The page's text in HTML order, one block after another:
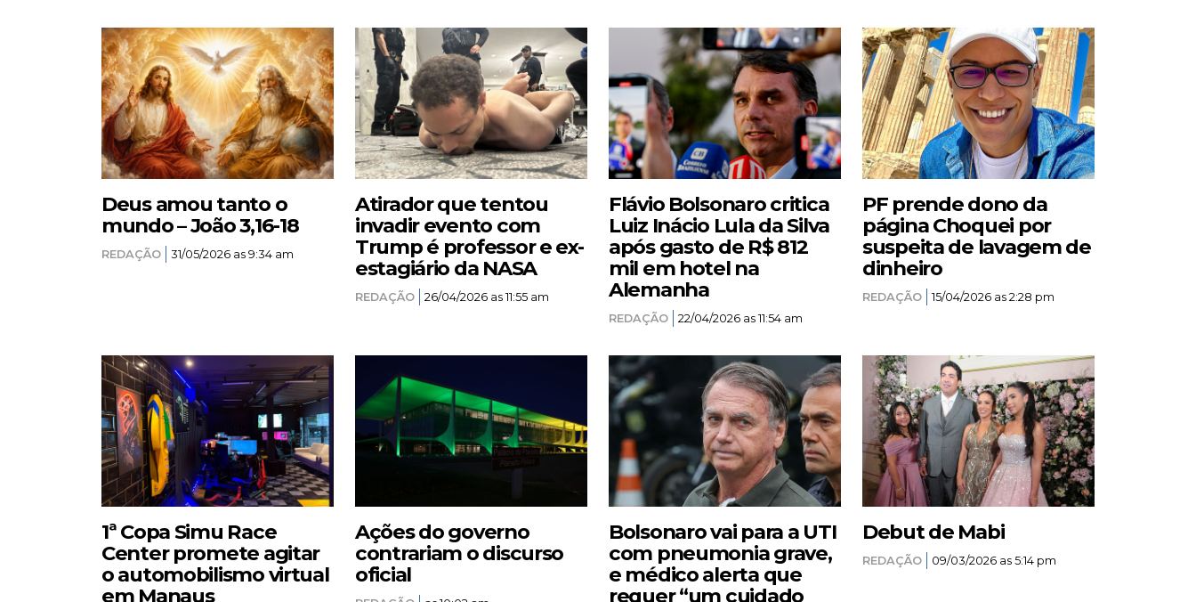
Deus amou tanto o
mundo – João 3,16-18
REDAÇÃO 31/05/2026 as 9:34 am
Atirador que tentou
invadir evento com
Trump é professor e ex-
estagiário da NASA
REDAÇÃO 26/04/2026 as 11:55 am
Flávio Bolsonaro critica
Luiz Inácio Lula da Silva
após gasto de R$ 812
mil em hotel na
Alemanha
REDAÇÃO 22/04/2026 as 11:54 am
PF prende dono da
página Choquei por
suspeita de lavagem de
dinheiro
REDAÇÃO 15/04/2026 as 2:28 pm
1ª Copa Simu Race
Center promete agitar
o automobilismo virtual
em Manaus
Ações do governo
contrariam o discurso
oficial
Bolsonaro vai para a UTI
com pneumonia grave,
e médico alerta que
requer “um cuidado
Debut de Mabi
REDAÇÃO 09/03/2026 as 5:14 pm